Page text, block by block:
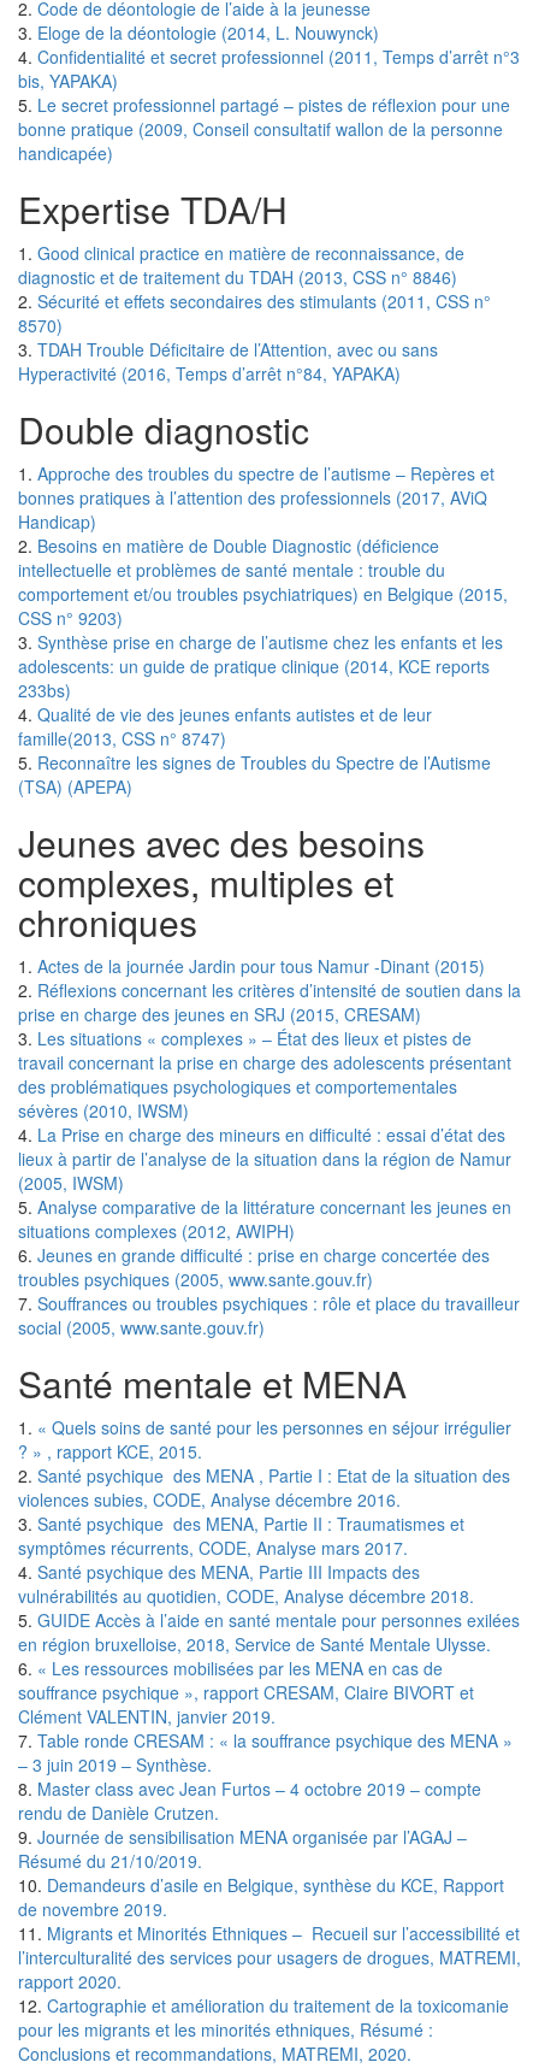
2. Code de déontologie de l’aide à la jeunesse
3. Eloge de la déontologie (2014, L. Nouwynck)
4. Confidentialité et secret professionnel (2011, Temps d’arrêt n°3
bis, YAPAKA)
5. Le secret professionnel partagé – pistes de réflexion pour une
bonne pratique (2009, Conseil consultatif wallon de la personne
handicapée)
Expertise TDA/H
1. Good clinical practice en matière de reconnaissance, de
diagnostic et de traitement du TDAH (2013, CSS n° 8846)
2. Sécurité et effets secondaires des stimulants (2011, CSS n°
8570)
3. TDAH Trouble Déficitaire de l’Attention, avec ou sans
Hyperactivité (2016, Temps d’arrêt n°84, YAPAKA)
Double diagnostic
1. Approche des troubles du spectre de l’autisme – Repères et
bonnes pratiques à l’attention des professionnels (2017, AViQ
Handicap)
2. Besoins en matière de Double Diagnostic (déficience
intellectuelle et problèmes de santé mentale : trouble du
comportement et/ou troubles psychiatriques) en Belgique (2015,
CSS n° 9203)
3. Synthèse prise en charge de l’autisme chez les enfants et les
adolescents: un guide de pratique clinique (2014, KCE reports
233bs)
4. Qualité de vie des jeunes enfants autistes et de leur
famille(2013, CSS n° 8747)
5. Reconnaître les signes de Troubles du Spectre de l’Autisme
(TSA) (APEPA)
Jeunes avec des besoins
complexes, multiples et
chroniques
1. Actes de la journée Jardin pour tous Namur -Dinant (2015)
2. Réflexions concernant les critères d’intensité de soutien dans la
prise en charge des jeunes en SRJ (2015, CRESAM)
3. Les situations « complexes » – État des lieux et pistes de
travail concernant la prise en charge des adolescents présentant
des problématiques psychologiques et comportementales
sévères (2010, IWSM)
4. La Prise en charge des mineurs en difficulté : essai d’état des
lieux à partir de l’analyse de la situation dans la région de Namur
(2005, IWSM)
5. Analyse comparative de la littérature concernant les jeunes en
situations complexes (2012, AWIPH)
6. Jeunes en grande difficulté : prise en charge concertée des
troubles psychiques (2005, www.sante.gouv.fr)
7. Souffrances ou troubles psychiques : rôle et place du travailleur
social (2005, www.sante.gouv.fr)
Santé mentale et MENA
1. « Quels soins de santé pour les personnes en séjour irrégulier
? » , rapport KCE, 2015.
2. Santé psychique des MENA , Partie I : Etat de la situation des
violences subies, CODE, Analyse décembre 2016.
3. Santé psychique des MENA, Partie II : Traumatismes et
symptômes récurrents, CODE, Analyse mars 2017.
4. Santé psychique des MENA, Partie III Impacts des
vulnérabilités au quotidien, CODE, Analyse décembre 2018.
5. GUIDE Accès à l’aide en santé mentale pour personnes exilées
en région bruxelloise, 2018, Service de Santé Mentale Ulysse.
6. « Les ressources mobilisées par les MENA en cas de
souffrance psychique », rapport CRESAM, Claire BIVORT et
Clément VALENTIN, janvier 2019.
7. Table ronde CRESAM : « la souffrance psychique des MENA »
– 3 juin 2019 – Synthèse.
8. Master class avec Jean Furtos – 4 octobre 2019 – compte
rendu de Danièle Crutzen.
9. Journée de sensibilisation MENA organisée par l’AGAJ –
Résumé du 21/10/2019.
10. Demandeurs d’asile en Belgique, synthèse du KCE, Rapport
de novembre 2019.
11. Migrants et Minorités Ethniques – Recueil sur l’accessibilité et
l’interculturalité des services pour usagers de drogues, MATREMI,
rapport 2020.
12. Cartographie et amélioration du traitement de la toxicomanie
pour les migrants et les minorités ethniques, Résumé :
Conclusions et recommandations, MATREMI, 2020.